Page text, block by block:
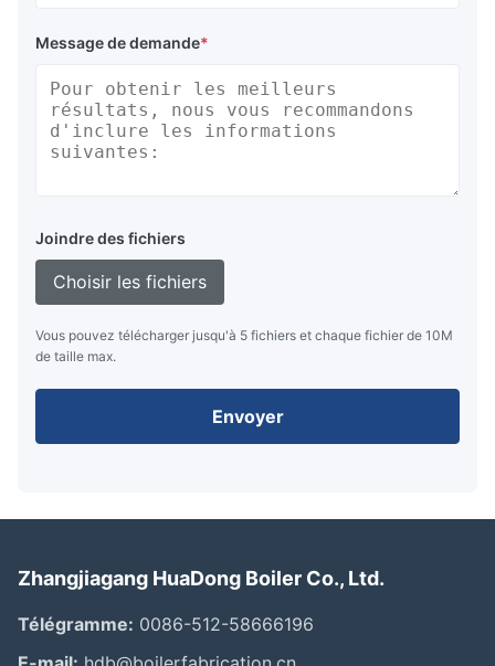
Message de demande*
Joindre des fichiers
Choisir les fichiers
Vous pouvez télécharger jusqu'à 5 fichiers et chaque fichier de 10M
de taille max.
Envoyer
Zhangjiagang HuaDong Boiler Co., Ltd.
Télégramme: 0086-512-58666196